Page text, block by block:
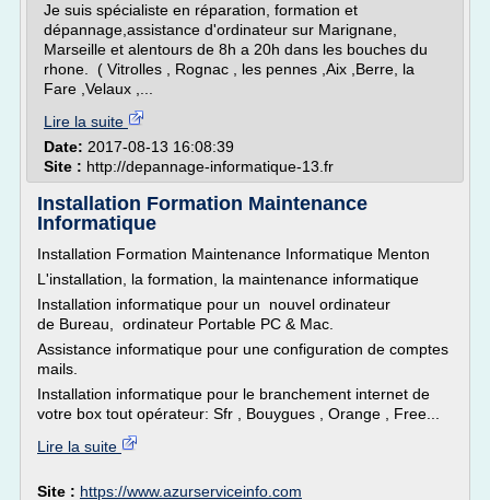
Je suis spécialiste en réparation, formation et
dépannage,assistance d'ordinateur sur Marignane,
Marseille et alentours de 8h a 20h dans les bouches du
rhone. ( Vitrolles , Rognac , les pennes ,Aix ,Berre, la
Fare ,Velaux ,...
Lire la suite
Date: 2017-08-13 16:08:39
Site : http://depannage-informatique-13.fr
Installation Formation Maintenance
Informatique
Installation Formation Maintenance Informatique Menton
L'installation, la formation, la maintenance informatique
Installation informatique pour un nouvel ordinateur
de Bureau, ordinateur Portable PC & Mac.
Assistance informatique pour une configuration de comptes
mails.
Installation informatique pour le branchement internet de
votre box tout opérateur: Sfr , Bouygues , Orange , Free...
Lire la suite
Site : https://www.azurserviceinfo.com